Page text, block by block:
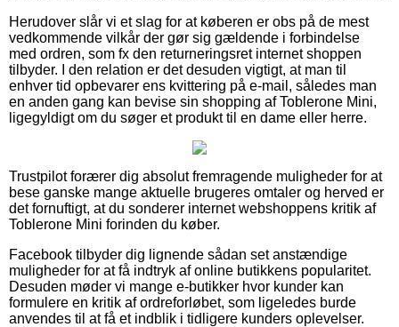
Herudover slår vi et slag for at køberen er obs på de mest
vedkommende vilkår der gør sig gældende i forbindelse
med ordren, som fx den returneringsret internet shoppen
tilbyder. I den relation er det desuden vigtigt, at man til
enhver tid opbevarer ens kvittering på e-mail, således man
en anden gang kan bevise sin shopping af Toblerone Mini,
ligegyldigt om du søger et produkt til en dame eller herre.
Trustpilot forærer dig absolut fremragende muligheder for at
bese ganske mange aktuelle brugeres omtaler og herved er
det fornuftigt, at du sonderer internet webshoppens kritik af
Toblerone Mini forinden du køber.
Facebook tilbyder dig lignende sådan set anstændige
muligheder for at få indtryk af online butikkens popularitet.
Desuden møder vi mange e-butikker hvor kunder kan
formulere en kritik af ordreforløbet, som ligeledes burde
anvendes til at få et indblik i tidligere kunders oplevelser.